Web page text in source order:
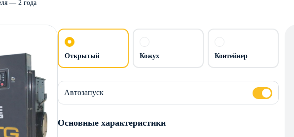
— 2 года
Открытый Кожух Контейнер
Автозапуск
Основные характеристики